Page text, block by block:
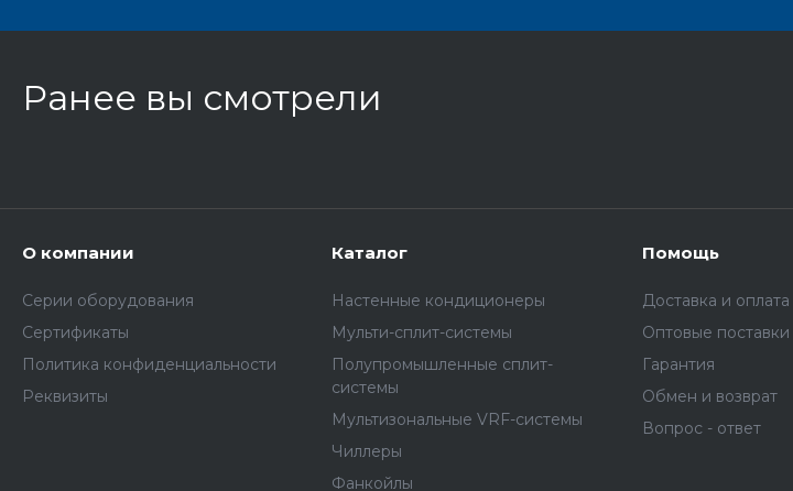
Ранее вы смотрели
О компании
Серии оборудования
Сертификаты
Политика конфиденциальности
Реквизиты
Каталог
Настенные кондиционеры
Мульти-сплит-системы
Полупромышленные сплит-
системы
Мультизональные VRF-системы
Чиллеры
Фанкойлы
Помощь
Доставка и оплата
Оптовые поставки
Гарантия
Обмен и возврат
Вопрос - ответ